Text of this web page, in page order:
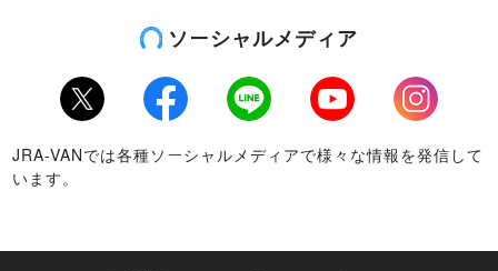
ソーシャルメディア
Twitter Facebook LINE Youtube
Instagram
JRA-VANでは各種ソーシャルメディアで様々な情報を発信して
います。